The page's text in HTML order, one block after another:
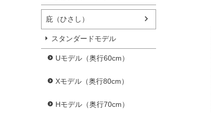
庇（ひさし）
スタンダードモデル
Uモデル（奥行60cm）
Xモデル（奥行80cm）
Hモデル（奥行70cm）